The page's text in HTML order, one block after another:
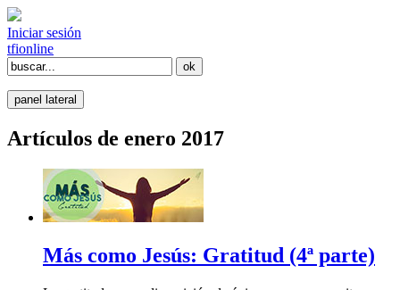
Iniciar sesión
tfionline
panel lateral
Artículos de enero 2017
Más como Jesús: Gratitud (4ª parte)